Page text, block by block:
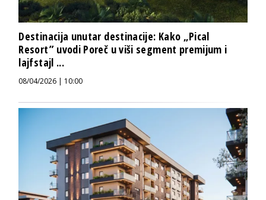
Destinacija unutar destinacije: Kako „Pical
Resort” uvodi Poreč u viši segment premijum i
lajfstajl ...
08/04/2026 | 10:00